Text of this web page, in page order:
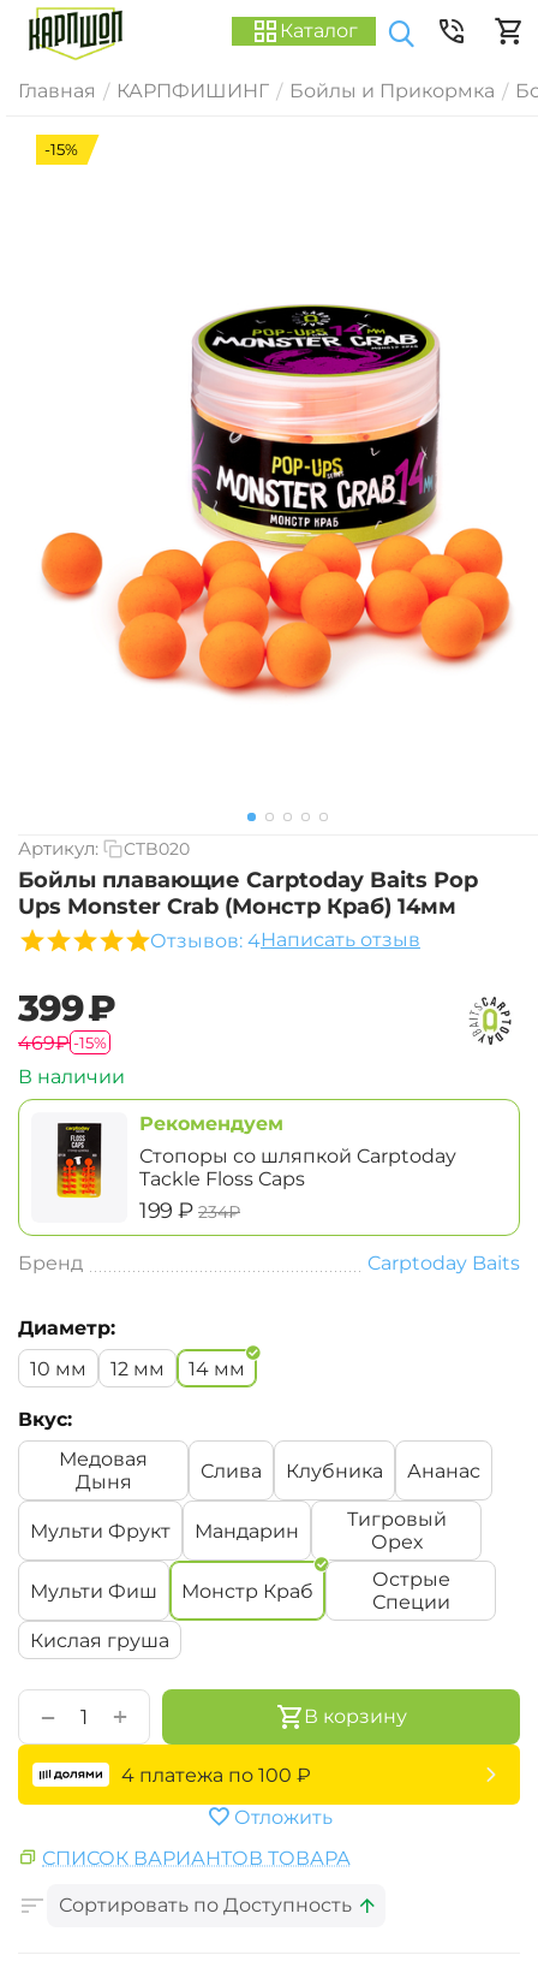
Каталог
Главная / КАРПФИШИНГ / Бойлы и Прикормка /
-15%
Артикул: CTB020
Бойлы плавающие Carptoday Baits Pop
Ups Monster Crab (Монстр Краб) 14мм
Отзывов: 4Написать отзыв
‍399‍₽
‍469‍₽-15%
В наличии
Рекомендуем
Стопоры со шляпкой Carptoday
Tackle Floss Caps
‍199‍ ₽ ‍234‍₽
Бренд Carptoday Baits
Диаметр:
10 мм
12 мм 14 мм
Вкус:
Медовая
Дыня
Слива Клубника Ананас
Мульти Фрукт Мандарин
Тигровый
Орех
Мульти Фиш Монстр Краб
Острые
Специи
Кислая груша
+
− В корзину
4 платежа по 100 ₽
Отложить
СПИСОК ВАРИАНТОВ ТОВАРА
Сортировать по Доступность